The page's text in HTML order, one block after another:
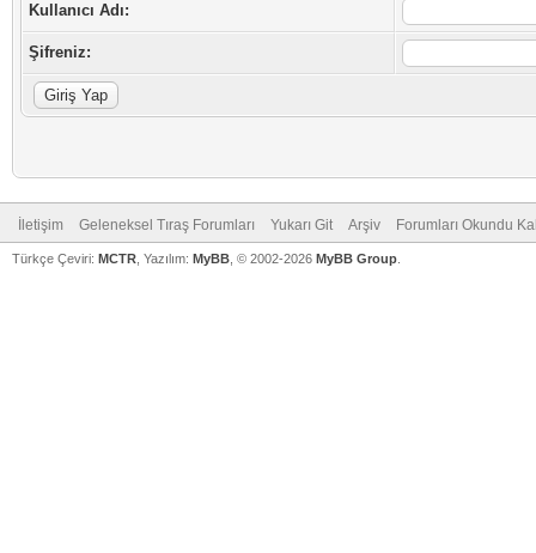
Kullanıcı Adı:
Şifreniz:
İletişim Geleneksel Tıraş Forumları Yukarı Git Arşiv Forumları Okundu
Türkçe Çeviri: MCTR , Yazılım: MyBB , © 2002-2026 MyBB Group